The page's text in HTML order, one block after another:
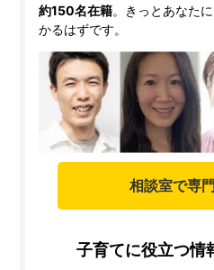
約150名在籍。きっとあなた
かるはずです。
相談室で専
子育てに役立つ情